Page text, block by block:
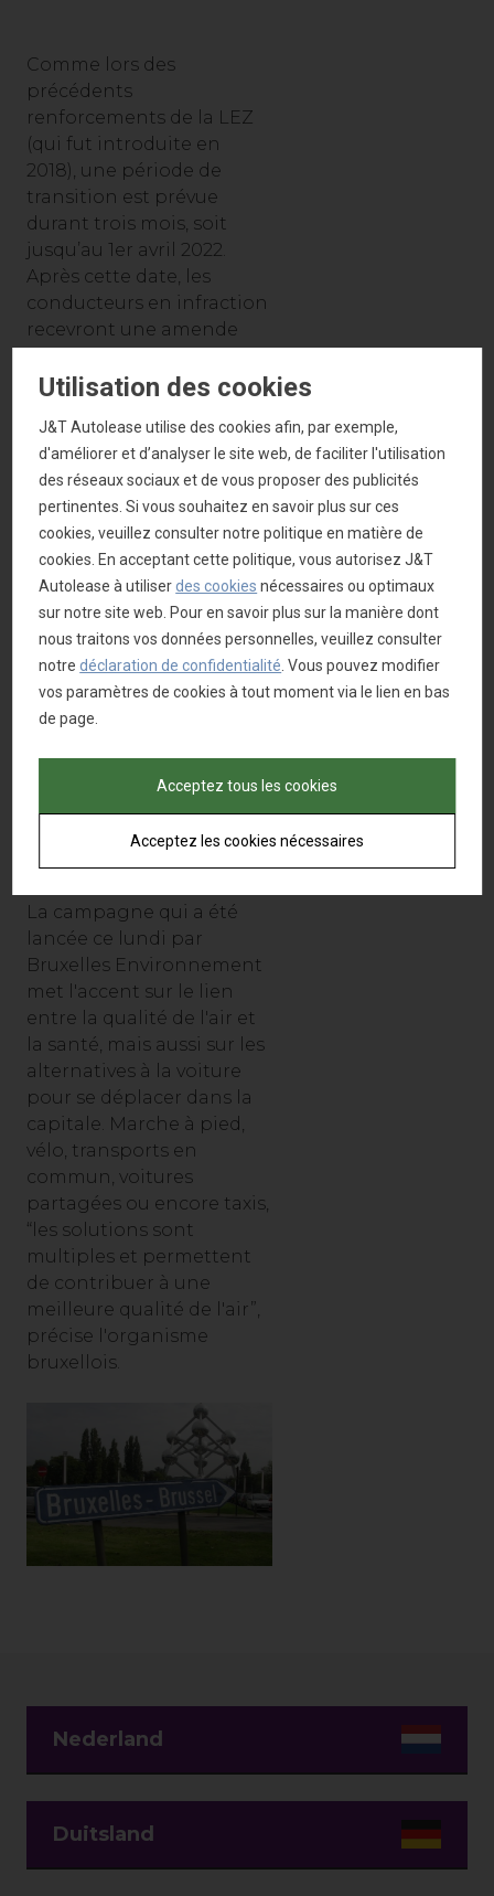
Comme lors des
précédents
renforcements de la LEZ
(qui fut introduite en
2018), une période de
transition est prévue
durant trois mois, soit
jusqu’au 1er avril 2022.
Après cette date, les
conducteurs en infraction
recevront une amende
Environnement, les
mesures prises dans le
cadre de la LEZ montrent
leur efficacité. Et
l’organisme d’expliquer
que “entre 2018 et 2019, les
concentrations annuelles
de dioxyde d'azote ont
diminué de 10 % en
moyenne sur toutes les
stations de mesure de la
Région et les
concentrations de Black
Carbon affichent aussi
sur l'ensemble des
La campagne qui a été
lancée ce lundi par
Bruxelles Environnement
met l'accent sur le lien
entre la qualité de l'air et
la santé, mais aussi sur les
alternatives à la voiture
pour se déplacer dans la
capitale. Marche à pied,
vélo, transports en
commun, voitures
partagées ou encore taxis,
“les solutions sont
multiples et permettent
de contribuer à une
meilleure qualité de l'air”,
précise l'organisme
bruxellois.
Nederland
Duitsland
Utilisation des cookies
J&T Autolease utilise des cookies afin, par exemple,
d'améliorer et d’analyser le site web, de faciliter l'utilisation
des réseaux sociaux et de vous proposer des publicités
pertinentes. Si vous souhaitez en savoir plus sur ces
cookies, veuillez consulter notre politique en matière de
cookies. En acceptant cette politique, vous autorisez J&T
Autolease à utiliserdes cookies nécessaires ou optimaux
sur notre site web. Pour en savoir plus sur la manière dont
nous traitons vos données personnelles, veuillez consulter
notredéclaration de confidentialité . Vous pouvez modifier
vos paramètres de cookies à tout moment via le lien en bas
de page.
Acceptez tous les cookies
Acceptez les cookies nécessaires